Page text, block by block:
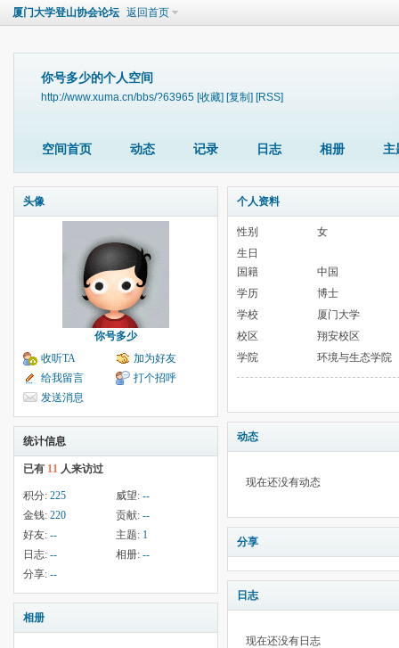
厦门大学登山协会论坛 返回首页
你号多少的个人空间
http://www.xuma.cn/bbs/?63965 [收藏] [复制] [RSS]
空间首页 动态 记录 日志 相册 主
头像
你号多少
收听TA
加为好友
给我留言
打个招呼
发送消息
统计信息
已有 11 人来访过
积分: 225 威望: --
金钱: 220 贡献: --
好友: -- 主题: 1
日志: -- 相册: --
分享: --
相册
个人资料
性别
女
生日
国籍
中国
学历
博士
学校
厦门大学
校区
翔安校区
学院
环境与生态学院
动态
现在还没有动态
分享
日志
现在还没有日志